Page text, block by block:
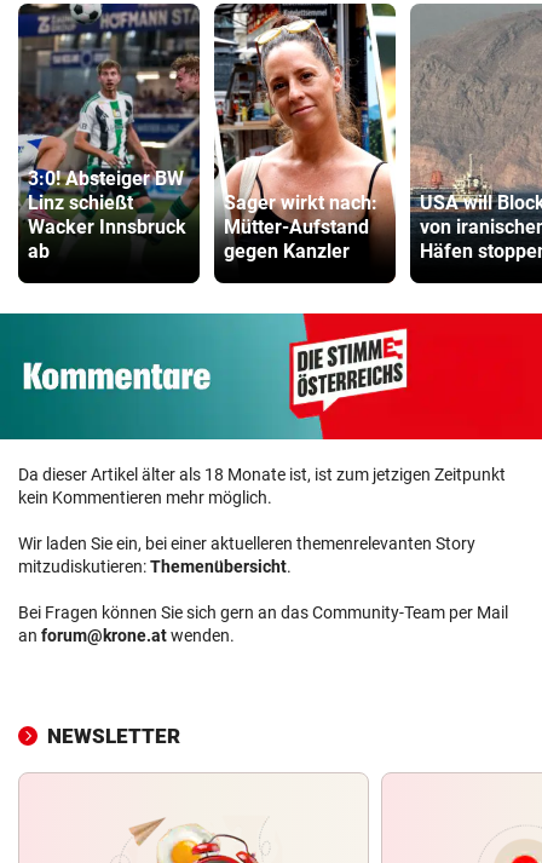
3:0! Absteiger BW
Linz schießt
Wacker Innsbruck
ab
Sager wirkt nach:
Mütter-Aufstand
gegen Kanzler
USA will
von
Häfen
Da dieser Artikel älter als 18 Monate ist, ist zum jetzigen Zeitpunkt
kein Kommentieren mehr möglich.
Wir laden Sie ein, bei einer aktuelleren themenrelevanten Story
mitzudiskutieren:Themenübersicht.
Bei Fragen können Sie sich gern an das Community-Team per Mail
an forum@krone.atwenden.
NEWSLETTER